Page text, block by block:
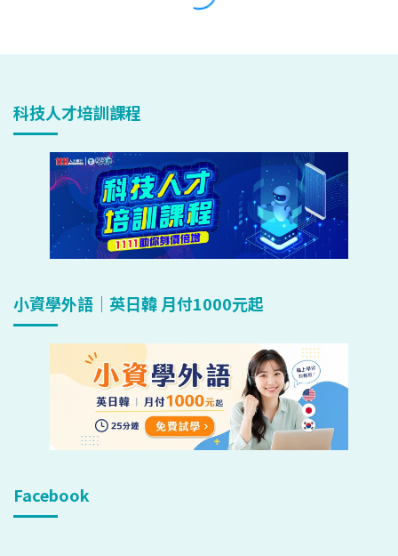
科技人才培訓課程
小資學外語｜英日韓 月付1000元起
Facebook